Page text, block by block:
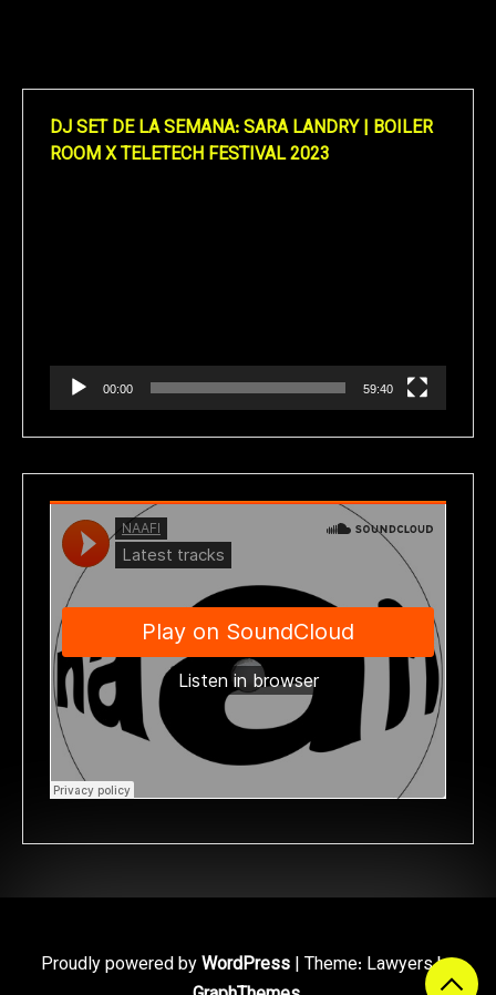
DJ SET DE LA SEMANA: SARA LANDRY | BOILER
ROOM X TELETECH FESTIVAL 2023
00:00 59:40
Proudly powered byWordPress | Theme: Lawyers by